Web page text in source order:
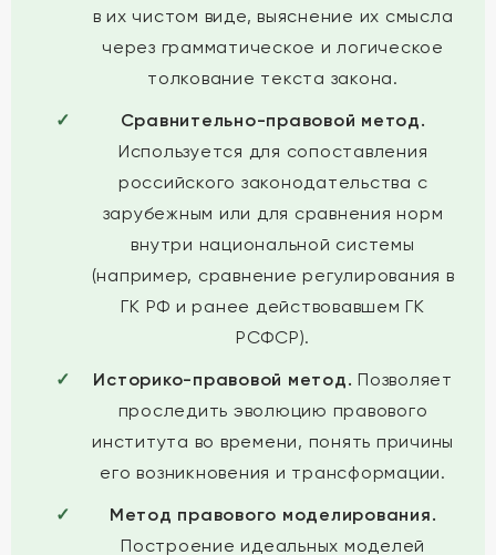
в их чистом виде, выяснение их смысла
через грамматическое и логическое
толкование текста закона.
Сравнительно-правовой метод.
Используется для сопоставления
российского законодательства с
зарубежным или для сравнения норм
внутри национальной системы
(например, сравнение регулирования в
ГК РФ и ранее действовавшем ГК
РСФСР).
Историко-правовой метод. Позволяет
проследить эволюцию правового
института во времени, понять причины
его возникновения и трансформации.
Метод правового моделирования.
Построение идеальных моделей